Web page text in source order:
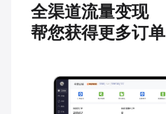
全渠道流量变现
帮您获得更多订单